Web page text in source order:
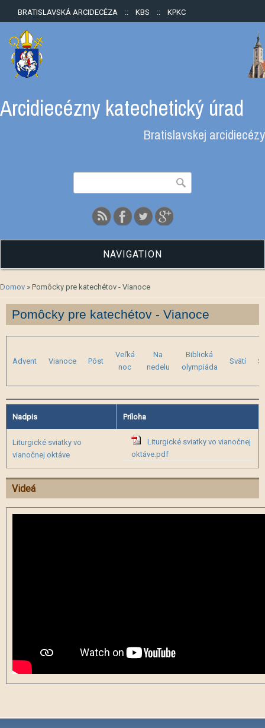
BRATISLAVSKÁ ARCIDECÉZA :: KBS :: KPKC
Arcidiecézny katechetický úrad
Bratislavskej arcidiecézy
Vyhľadávanie
NAVIGATION
Nachádzate sa tu
Domov » Pomôcky pre katechétov - Vianoce
Pomôcky pre katechétov - Vianoce
Advent Vianoce Pôst
Veľká
noc
Na
nedelu
Biblická
olympiáda
Svätí
Nadpis Príloha
Liturgické sviatky vo
vianočnej oktáve
Liturgické sviatky vo vianočnej
oktáve.pdf
Videá